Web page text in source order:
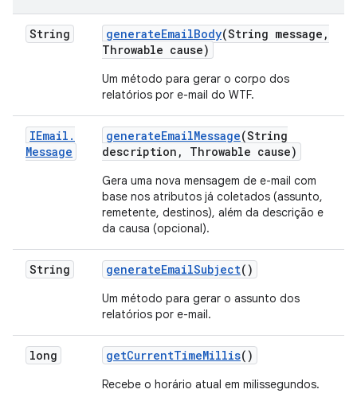
String generateEmailBody(String message ,
Throwable cause)
Um método para gerar o corpo dos
relatórios por e-mail do WTF.
IEmail .
Message
generateEmailMessage(String
description , Throwable cause)
Gera uma nova mensagem de e-mail com
base nos atributos já coletados (assunto,
remetente, destinos), além da descrição e
da causa (opcional).
String generateEmailSubject()
Um método para gerar o assunto dos
relatórios por e-mail.
long getCurrentTimeMillis()
Recebe o horário atual em milissegundos.